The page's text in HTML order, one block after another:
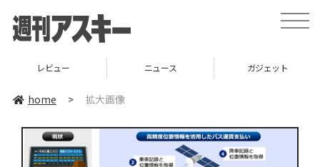
toggle
レビュー ニュース ガジェット
home > 拡大画像